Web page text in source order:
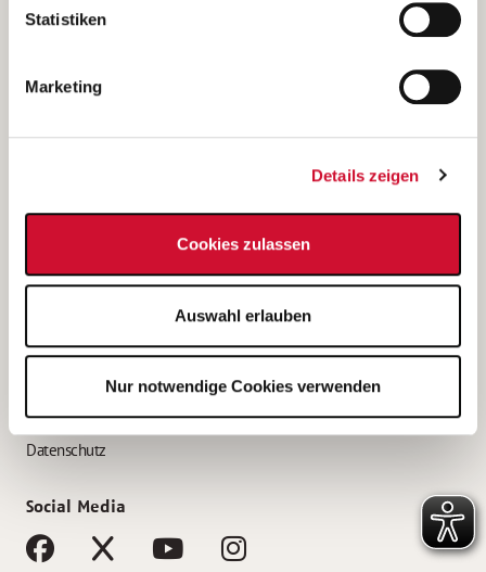
unsererDatenschutzerklärung
Statistiken
Marketing
Details zeigen
Cookies zulassen
Auswahl erlauben
Nur notwendige Cookies verwenden
e.V.)
Bewerbung als Altenpflegehelfer*in
Bewerbung als Erzieher*in
AWO Gliederungen nach Bundesland
Impressum
Datenschutz
Social Media